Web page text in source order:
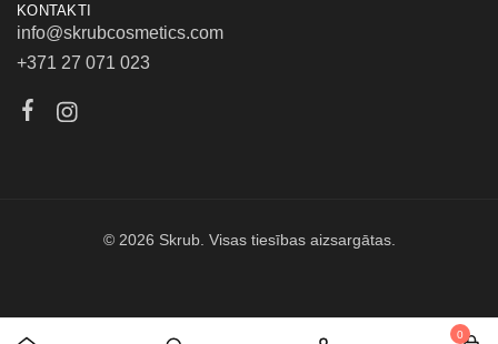
KONTAKTI
info@skrubcosmetics.com
+371 27 071 023
© 2026 Skrub. Visas tiesības aizsargātas.
0